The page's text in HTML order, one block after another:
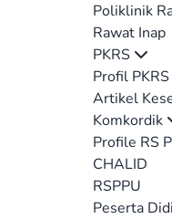
Poliklinik
Rawat Inap
PKRS
Profil PKRS
Artikel
Komkordik
Profile RS
CHALID
RSPPU
Peserta